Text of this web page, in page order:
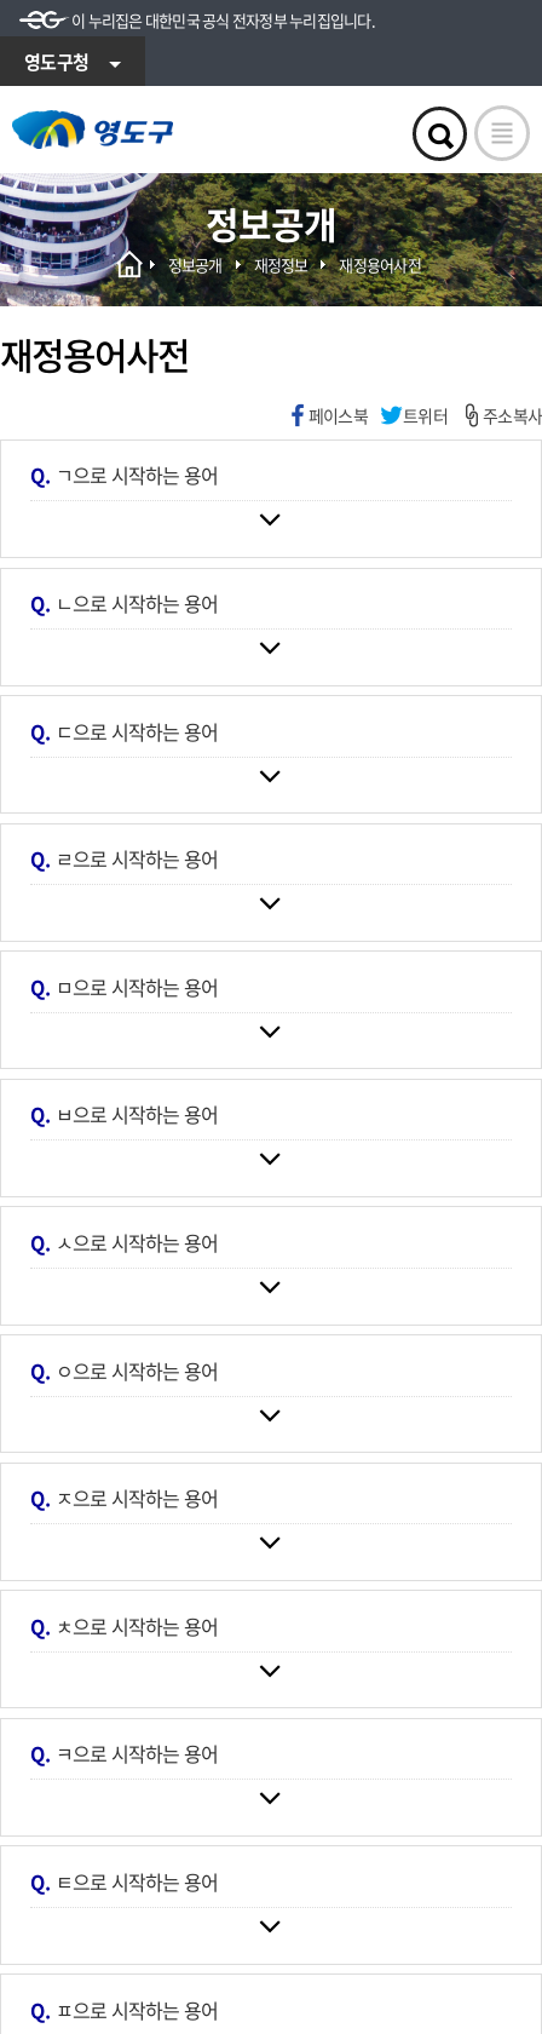
이 누리집은 대한민국 공식 전자정부 누리집입니다.
영도구청
정보공개
정보공개 재정정보 재정용어사전
재정용어사전
페이스북 트위터 주소복사
Q. ㄱ으로 시작하는 용어
Q. ㄴ으로 시작하는 용어
Q. ㄷ으로 시작하는 용어
Q. ㄹ으로 시작하는 용어
Q. ㅁ으로 시작하는 용어
Q. ㅂ으로 시작하는 용어
Q. ㅅ으로 시작하는 용어
Q. ㅇ으로 시작하는 용어
Q. ㅈ으로 시작하는 용어
Q. ㅊ으로 시작하는 용어
Q. ㅋ으로 시작하는 용어
Q. ㅌ으로 시작하는 용어
Q. ㅍ으로 시작하는 용어